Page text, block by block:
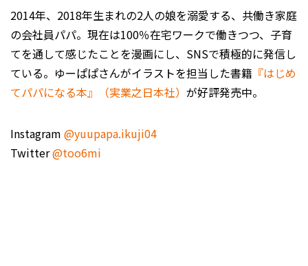
2014年、2018年生まれの2人の娘を溺愛する、共働き家庭
の会社員パパ。現在は100％在宅ワークで働きつつ、子育
てを通して感じたことを漫画にし、SNSで積極的に発信し
ている。ゆーぱぱさんがイラストを担当した書籍 『はじめ
てパパになる本』（実業之日本社） が好評発売中。
Instagram @yuupapa.ikuji04
Twitter@too6mi